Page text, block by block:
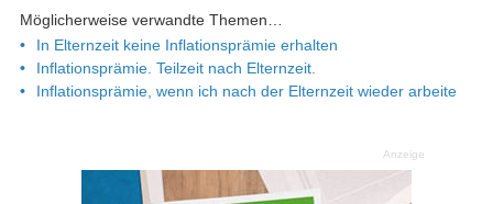
Möglicherweise verwandte Themen…
In Elternzeit keine Inflationsprämie erhalten
Inflationsprämie. Teilzeit nach Elternzeit.
Inflationsprämie, wenn ich nach der Elternzeit wieder arbeite
Anzeige